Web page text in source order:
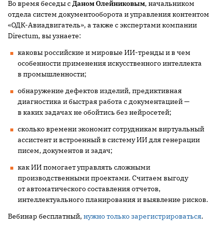
Во время беседы сДаном Олейниковым, начальником
отдела систем документооборота и управления контентом
«ОДК-Авиадвигатель», а также с экспертами компании
Directum, вы узнаете:
каковы российские и мировые ИИ-тренды и в чем
особенности применения искусственного интеллекта
в промышленности;
обнаружение дефектов изделий, предиктивная
диагностика и быстрая работа с документацией —
в каких задачах не обойтись без нейросетей;
сколько времени экономит сотрудникам виртуальный
ассистент и встроенный в систему ИИ для генерации
писем, документов и задач;
как ИИ помогает управлять сложными
производственными проектами. Считаем выгоду
от автоматического составления отчетов,
интеллектуального планирования и выявление рисков.
Вебинар бесплатный, нужно только зарегистрироваться.